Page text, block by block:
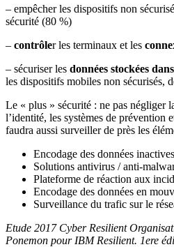
– empêcher les dispositifs non
sécurité (80 %)
– contrôler les terminaux et les
– sécuriser les données stockées
les dispositifs mobiles non sécurisés,
Le « plus » sécurité : ne pas négliger
l’identité, les systèmes de prévention
faudra aussi surveiller de près les
Encodage des données
Solutions antivirus / anti-
Plateforme de réaction aux
Encodage des données en
Surveillance du trafic sur le
Etude 2017 Cyber Resilient
Ponemon pour IBM Resilient. 1ere